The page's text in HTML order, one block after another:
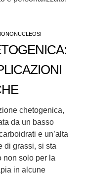
chetogenica,
da un basso
e un’alta
di grassi, si sta
non solo per la
in alcune